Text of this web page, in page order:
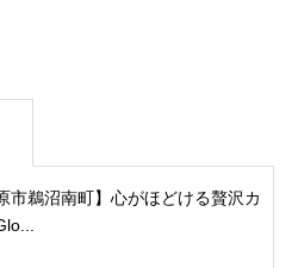
市鵜沼南町】心がほどける贅沢カ